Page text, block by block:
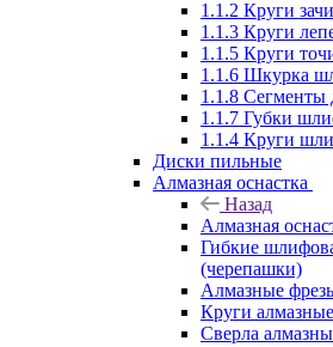
1.1.2 Круги
1.1.3 Круги
1.1.5 Круги
1.1.6 Шкурка
1.1.8
1.1.7 Губки
1.1.4 Круги
Диски пильные
Алмазная оснастка
Назад
Алмазная
Гибкие
(черепашки)
Алмазные
Круги алмазные
Сверла